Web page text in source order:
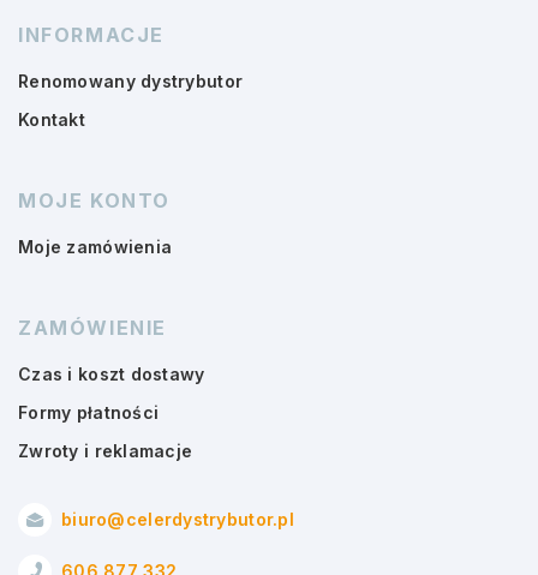
INFORMACJE
Renomowany dystrybutor
Kontakt
MOJE KONTO
Moje zamówienia
ZAMÓWIENIE
Czas i koszt dostawy
Formy płatności
Zwroty i reklamacje
biuro@celerdystrybutor.pl